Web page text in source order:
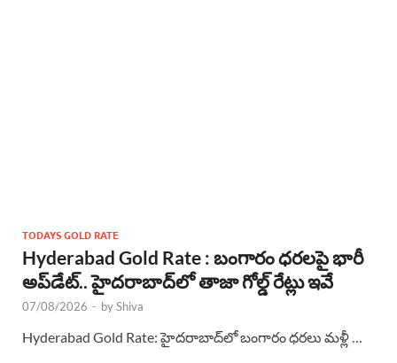
TODAYS GOLD RATE
Hyderabad Gold Rate : బంగారం ధరలపై భారీ
అప్‌డేట్.. హైదరాబాద్‌లో తాజా గోల్డ్ రేట్లు ఇవే
07/08/2026 - byShiva
Hyderabad Gold Rate: హైదరాబాద్‌లో బంగారం ధరలు మళ్లీ …